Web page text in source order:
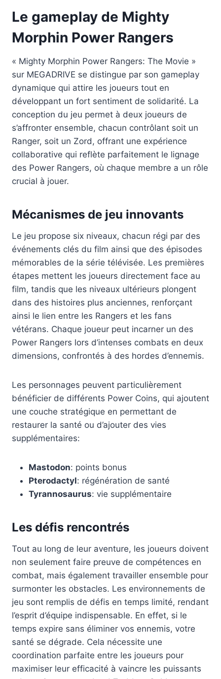
Le gameplay de Mighty
Morphin Power Rangers
« Mighty Morphin Power Rangers: The Movie »
sur MEGADRIVE se distingue par son gameplay
dynamique qui attire les joueurs tout en
développant un fort sentiment de solidarité. La
conception du jeu permet à deux joueurs de
s’affronter ensemble, chacun contrôlant soit un
Ranger, soit un Zord, offrant une expérience
collaborative qui reflète parfaitement le lignage
des Power Rangers, où chaque membre a un rôle
crucial à jouer.
Mécanismes de jeu innovants
Le jeu propose six niveaux, chacun régi par des
événements clés du film ainsi que des épisodes
mémorables de la série télévisée. Les premières
étapes mettent les joueurs directement face au
film, tandis que les niveaux ultérieurs plongent
dans des histoires plus anciennes, renforçant
ainsi le lien entre les Rangers et les fans
vétérans. Chaque joueur peut incarner un des
Power Rangers lors d’intenses combats en deux
dimensions, confrontés à des hordes d’ennemis.
Les personnages peuvent particulièrement
bénéficier de différents Power Coins, qui ajoutent
une couche stratégique en permettant de
restaurer la santé ou d’ajouter des vies
supplémentaires:
Mastodon: points bonus
Pterodactyl: régénération de santé
Tyrannosaurus: vie supplémentaire
Les défis rencontrés
Tout au long de leur aventure, les joueurs doivent
non seulement faire preuve de compétences en
combat, mais également travailler ensemble pour
surmonter les obstacles. Les environnements de
jeu sont remplis de défis en temps limité, rendant
l’esprit d’équipe indispensable. En effet, si le
temps expire sans éliminer vos ennemis, votre
santé se dégrade. Cela nécessite une
coordination parfaite entre les joueurs pour
maximiser leur efficacité à vaincre les puissants